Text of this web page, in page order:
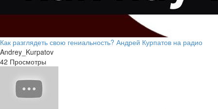
Как разглядеть свою гениальность? Андрей Курпатов на радио
Andrey_Kurpatov
42 Просмотры